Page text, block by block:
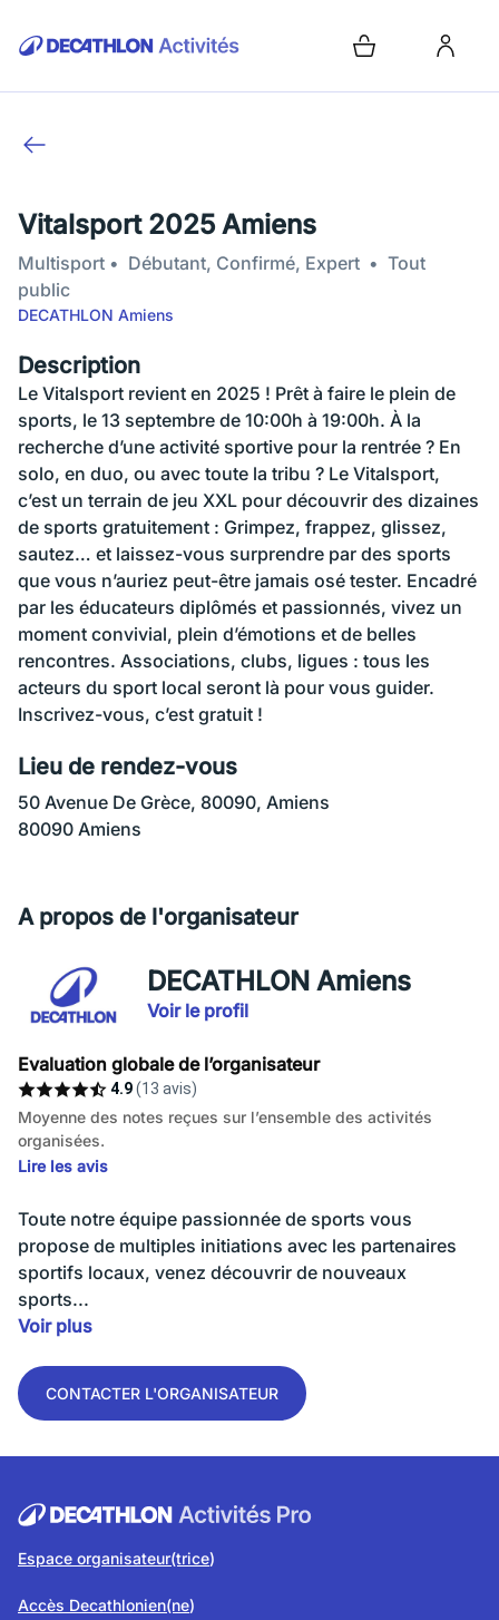
Vitalsport 2025 Amiens
Multisport Débutant, Confirmé, Expert
Tout
public
DECATHLON Amiens
Description
Le Vitalsport revient en 2025 ! Prêt à faire le plein de
sports, le 13 septembre de 10:00h à 19:00h. À la
recherche d’une activité sportive pour la rentrée ? En
solo, en duo, ou avec toute la tribu ? Le Vitalsport,
c’est un terrain de jeu XXL pour découvrir des dizaines
de sports gratuitement : Grimpez, frappez, glissez,
sautez… et laissez-vous surprendre par des sports
que vous n’auriez peut-être jamais osé tester. Encadré
par les éducateurs diplômés et passionnés, vivez un
moment convivial, plein d’émotions et de belles
rencontres. Associations, clubs, ligues : tous les
acteurs du sport local seront là pour vous guider.
Inscrivez-vous, c’est gratuit !
Lieu de rendez-vous
50 Avenue De Grèce, 80090, Amiens
80090 Amiens
A propos de l'organisateur
DECATHLON Amiens
Voir le profil
Evaluation globale de l’organisateur
4.9(13 avis)
Moyenne des notes reçues sur l’ensemble des activités
organisées.
Lire les avis
Toute notre équipe passionnée de sports vous
propose de multiples initiations avec les partenaires
sportifs locaux, venez découvrir de nouveaux
sports...
Voir plus
CONTACTER L'ORGANISATEUR
Espace organisateur(trice)
Accès Decathlonien(ne)